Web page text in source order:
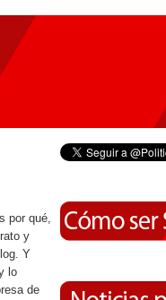
por qué,
y
Y
lo
de